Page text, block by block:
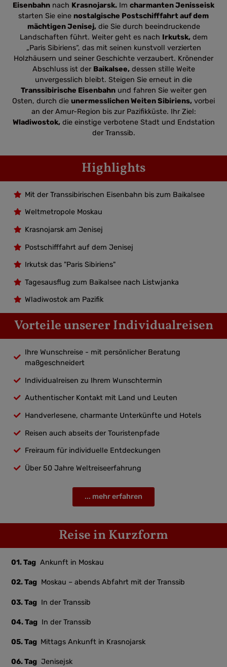
Eisenbahn nach Krasnojarsk. Im charmanten Jenisseisk
starten Sie eine nostalgische Postschifffahrt auf dem
mächtigen Jenisej, die Sie durch beeindruckende
Landschaften führt. Weiter geht es nach Irkutsk, dem
„Paris Sibiriens“, das mit seinen kunstvoll verzierten
Holzhäusern und seiner Geschichte verzaubert. Krönender
Abschluss ist der Baikalsee, dessen stille Weite
unvergesslich bleibt. Steigen Sie erneut in die
Transsibirische Eisenbahnund fahren Sie weiter gen
Osten, durch die unermesslichen Weiten Sibiriens, vorbei
an der Amur-Region bis zur Pazifikküste. Ihr Ziel:
Wladiwostok, die einstige verbotene Stadt und Endstation
der Transsib.
Highlights
Mit der Transsibirischen Eisenbahn bis zum Baikalsee
Weltmetropole Moskau
Krasnojarsk am Jenisej
Postschifffahrt auf dem Jenisej
Irkutsk das "Paris Sibiriens"
Tagesausflug zum Baikalsee nach Listwjanka
Wladiwostok am Pazifik
Vorteile unserer Individualreisen
Ihre Wunschreise - mit persönlicher Beratung
maßgeschneidert
Individualreisen zu Ihrem Wunschtermin
Authentischer Kontakt mit Land und Leuten
Handverlesene, charmante Unterkünfte und Hotels
Reisen auch abseits der Touristenpfade
Freiraum für individuelle Entdeckungen
Über 50 Jahre Weltreiseerfahrung
... mehr erfahren
Reise in Kurzform
01. Tag Ankunft in Moskau
02. Tag Moskau – abends Abfahrt mit der Transsib
03. Tag In der Transsib
04. Tag In der Transsib
05. Tag Mittags Ankunft in Krasnojarsk
06. Tag Jenisejsk